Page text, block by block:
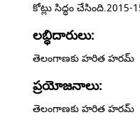
కోట్లు సిద్ధం
లబ్ధిదారులు:
తెలంగాణకు హరిత హరమ్
ప్రయోజనాలు:
తెలంగాణకు హరిత హరమ్